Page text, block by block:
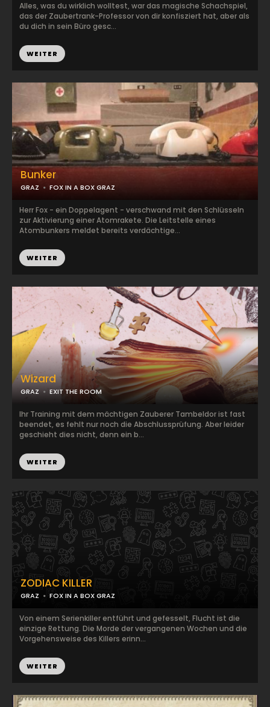
Alles, was du wirklich wolltest, war das magische Schachspiel,
das der Zaubertrank-Professor von dir konfisziert hat, aber als
du dich in sein Büro gesc...
WEITER
Bunker
GRAZ FOX IN A BOX GRAZ
Herr Fox - ein Doppelagent - verschwand mit den Schlüsseln
zur Aktivierung einer Atomrakete. Die Leitstelle eines
Atombunkers meldet bereits verdächtige...
WEITER
Wizard
GRAZ EXIT THE ROOM
Ihr Training mit dem mächtigen Zauberer Tambeldor ist fast
beendet, es fehlt nur noch die Abschlussprüfung. Aber leider
geschieht dies nicht, denn ein b...
WEITER
ZODIAC KILLER
GRAZ FOX IN A BOX GRAZ
Von einem Serienkiller entführt und gefesselt, Flucht ist die
einzige Rettung. Die Morde der vergangenen Wochen und die
Vorgehensweise des Killers erinn...
WEITER